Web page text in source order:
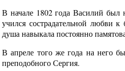
В начале 1802 года Василий был
учился сострадательной любви
душа навыкала постоянно
В апреле того же года на него
преподобного Сергия.